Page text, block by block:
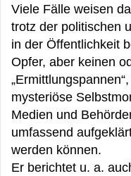
Viele Fälle weisen
trotz der politischen
in der Öffentlichkeit
Opfer, aber keinen
mysteriöse
Medien und
umfassend
werden können.
Er berichtet u. a.